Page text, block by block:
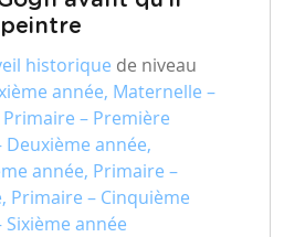
historique de niveau
année, Maternelle –
– Première
année,
année, Primaire –
Primaire – Cinquième
année